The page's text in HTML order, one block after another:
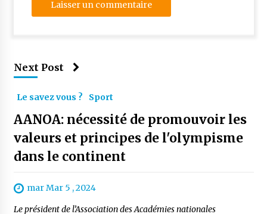
Next Post
Le savez vous ? Sport
AANOA: nécessité de promouvoir les
valeurs et principes de l'olympisme
dans le continent
mar Mar 5 , 2024
Le président de l’Association des Académies nationales